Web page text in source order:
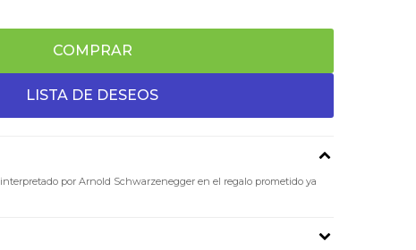
COMPRAR
por Arnold Schwarzenegger en el regalo prometido ya